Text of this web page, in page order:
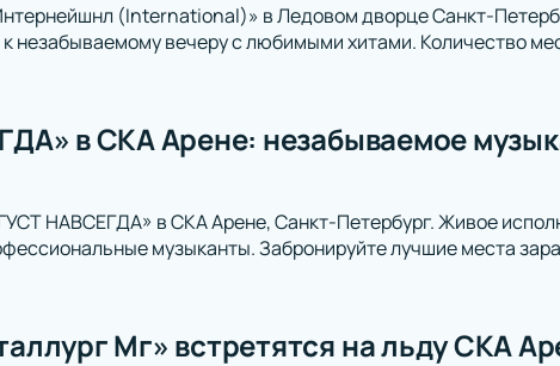
(International)» в Ледовом дворце Санкт-
незабываемому вечеру с любимыми хитами. Количество
в СКА Арене: незабываемое
НАВСЕГДА» в СКА Арене, Санкт-Петербург. Живое
музыканты. Забронируйте лучшие места
Мг» встретятся на льду СКА